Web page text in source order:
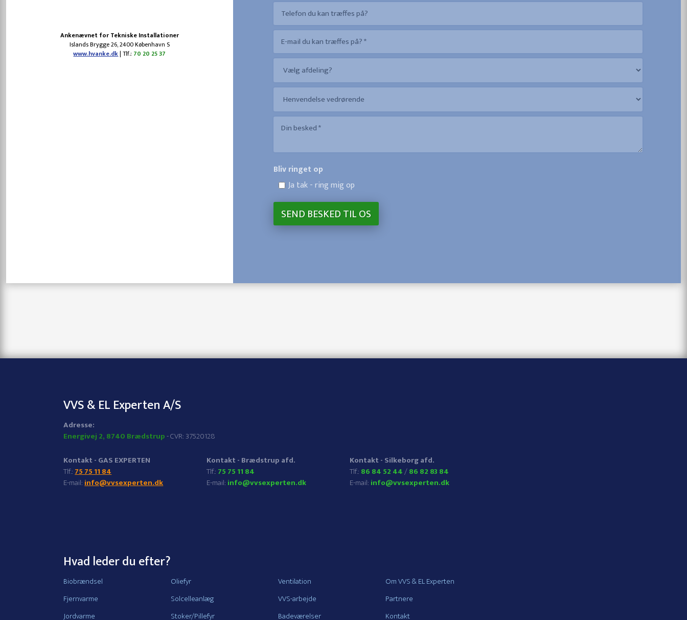
​Ankenævnet for Tekniske Installationer
​Islands Brygge 26, 2400 København S
www.hvanke.dk| Tlf.: 70 20 25 37
Bliv ringet op
Ja tak - ring mig op
VVS & EL Experten A/S
​Adresse:
Energivej 2, 8740 Brædstrup- CVR: 37520128
Kontakt - GAS EXPERTEN
​Tlf.:75 75 11 84
E-mail:info@vvsexperten.dk
Kontakt - Brædstrup afd.
​Tlf.: 75 75 11 84
E-mail: info@vvsexperten.dk
Kontakt - Silkeborg afd.
​Tlf.: 86 84 52 44/86 82 83 84
E-mail: info@vvsexperten.dk
Hvad leder du efter?
Biobrændsel
Fjernvarme
Jordvarme
Oliefyr
Solcelleanlæg
Stoker/Pillefyr
Ventilation
VVS-arbejde
Badeværelser
Om VVS & EL Experten
Partnere
Kontakt